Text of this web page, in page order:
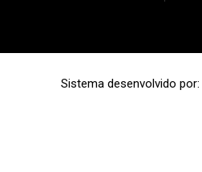
Sistema desenvolvido por: